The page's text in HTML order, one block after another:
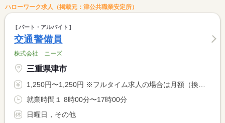
ハローワーク求人（掲載元：津公共職業安定所）
パート・アルバイト
交通警備員
株式会社 ニーズ
三重県津市
1,250円〜1,250円 ※フルタイム求人の場合は月額（換算額）、パート求人の場合は時間額を表示しています。
就業時間１ 8時00分〜17時00分
日曜日，その他